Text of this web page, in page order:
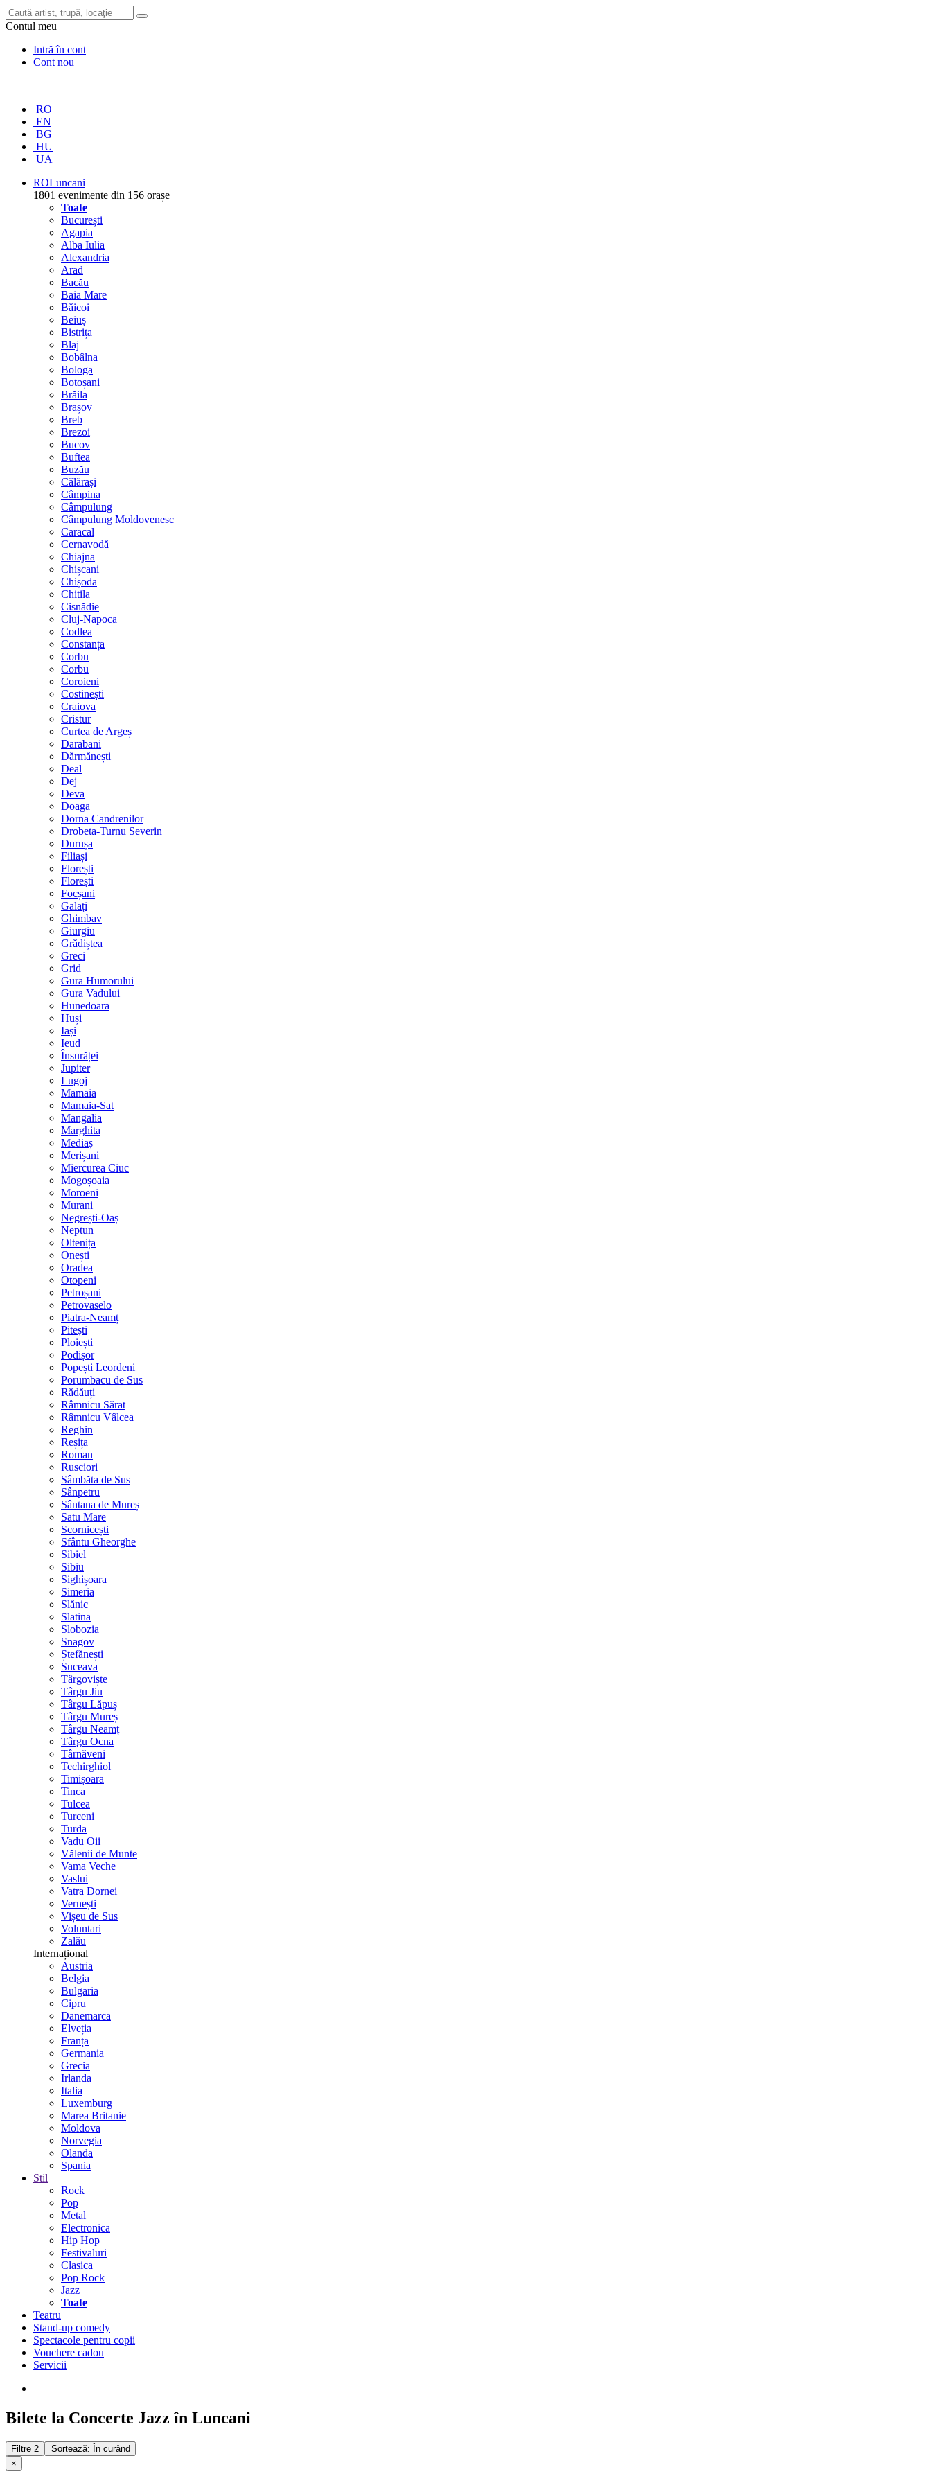
Contul meu
Intră în cont
Cont nou
RO
EN
BG
HU
UA
ROLuncani
1801 evenimente din 156 orașe
Toate
București
Agapia
Alba Iulia
Alexandria
Arad
Bacău
Baia Mare
Băicoi
Beiuș
Bistrița
Blaj
Bobâlna
Bologa
Botoșani
Brăila
Brașov
Breb
Brezoi
Bucov
Buftea
Buzău
Călărași
Câmpina
Câmpulung
Câmpulung Moldovenesc
Caracal
Cernavodă
Chiajna
Chișcani
Chișoda
Chitila
Cisnădie
Cluj-Napoca
Codlea
Constanța
Corbu
Corbu
Coroieni
Costinești
Craiova
Cristur
Curtea de Argeș
Darabani
Dărmănești
Deal
Dej
Deva
Doaga
Dorna Candrenilor
Drobeta-Turnu Severin
Durușa
Filiași
Florești
Florești
Focșani
Galați
Ghimbav
Giurgiu
Grădiștea
Greci
Grid
Gura Humorului
Gura Vadului
Hunedoara
Huși
Iași
Ieud
Însurăței
Jupiter
Lugoj
Mamaia
Mamaia-Sat
Mangalia
Marghita
Mediaș
Merișani
Miercurea Ciuc
Mogoșoaia
Moroeni
Murani
Negrești-Oaș
Neptun
Oltenița
Onești
Oradea
Otopeni
Petroșani
Petrovaselo
Piatra-Neamț
Pitești
Ploiești
Podișor
Popești Leordeni
Porumbacu de Sus
Rădăuți
Râmnicu Sărat
Râmnicu Vâlcea
Reghin
Reșița
Roman
Rusciori
Sâmbăta de Sus
Sânpetru
Sântana de Mureș
Satu Mare
Scornicești
Sfântu Gheorghe
Sibiel
Sibiu
Sighișoara
Simeria
Slănic
Slatina
Slobozia
Snagov
Ștefănești
Suceava
Târgoviște
Târgu Jiu
Târgu Lăpuș
Târgu Mureș
Târgu Neamț
Târgu Ocna
Târnăveni
Techirghiol
Timișoara
Tinca
Tulcea
Turceni
Turda
Vadu Oii
Vălenii de Munte
Vama Veche
Vaslui
Vatra Dornei
Vernești
Vișeu de Sus
Voluntari
Zalău
Internațional
Austria
Belgia
Bulgaria
Cipru
Danemarca
Elveția
Franța
Germania
Grecia
Irlanda
Italia
Luxemburg
Marea Britanie
Moldova
Norvegia
Olanda
Spania
Stil
Rock
Pop
Metal
Electronica
Hip Hop
Festivaluri
Clasica
Pop Rock
Jazz
Toate
Teatru
Stand-up comedy
Spectacole pentru copii
Vouchere cadou
Servicii
Bilete la Concerte Jazz în Luncani
Filtre 2
Sortează: În curând
×